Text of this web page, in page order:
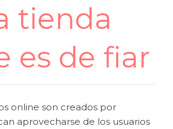
tienda
es de fiar
online son creados por
aprovecharse de los usuarios